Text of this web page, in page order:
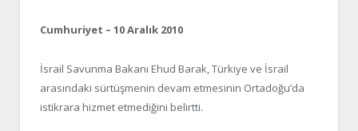
Cumhuriyet – 10 Aralık 2010
İsrail Savunma Bakanı Ehud Barak, Türkiye ve İsrail
arasındaki sürtüşmenin devam etmesinin Ortadoğu’da
istikrara hizmet etmediğini belirtti.